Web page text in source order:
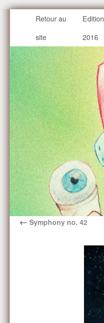
Retour au
site
Edition
2016
← Symphony no. 42